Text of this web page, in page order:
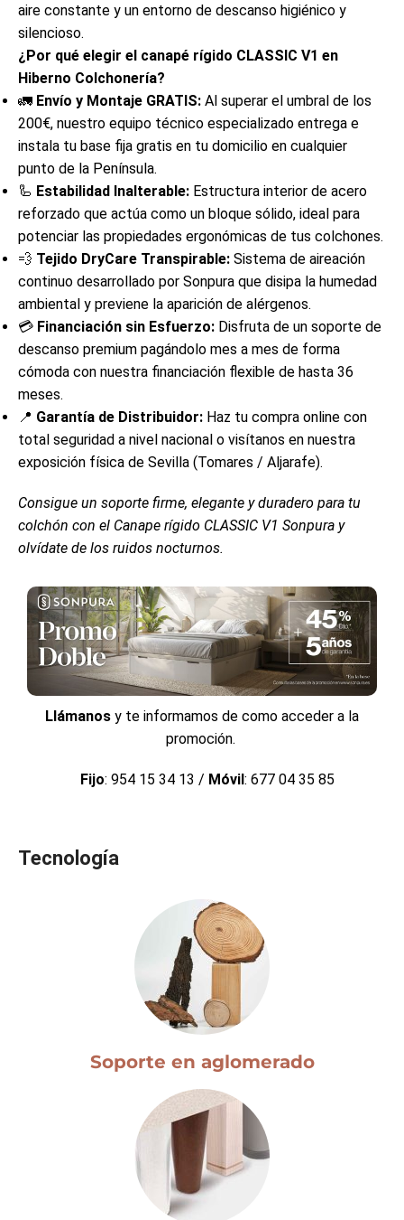
aire constante y un entorno de descanso higiénico y
silencioso.
¿Por qué elegir el canapé rígido CLASSIC V1 en
Hiberno Colchonería?
🚛 Envío y Montaje GRATIS: Al superar el umbral de los
200€, nuestro equipo técnico especializado entrega e
instala tu base fija gratis en tu domicilio en cualquier
punto de la Península.
🦾 Estabilidad Inalterable: Estructura interior de acero
reforzado que actúa como un bloque sólido, ideal para
potenciar las propiedades ergonómicas de tus colchones.
💨 Tejido DryCare Transpirable: Sistema de aireación
continuo desarrollado por Sonpura que disipa la humedad
ambiental y previene la aparición de alérgenos.
💳 Financiación sin Esfuerzo: Disfruta de un soporte de
descanso premium pagándolo mes a mes de forma
cómoda con nuestra financiación flexible de hasta 36
meses.
📍 Garantía de Distribuidor: Haz tu compra online con
total seguridad a nivel nacional o visítanos en nuestra
exposición física de Sevilla (Tomares / Aljarafe).
Consigue un soporte firme, elegante y duradero para tu
colchón con el Canape rígido CLASSIC V1 Sonpura y
olvídate de los ruidos nocturnos.
Llámanos y te informamos de como acceder a la
promoción.
Fijo: 954 15 34 13 / Móvil : 677 04 35 85
Tecnología
Soporte en aglomerado